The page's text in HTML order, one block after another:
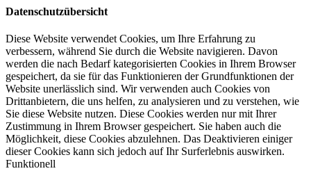
Datenschutzübersicht
Diese Website verwendet Cookies, um Ihre Erfahrung zu
verbessern, während Sie durch die Website navigieren. Davon
werden die nach Bedarf kategorisierten Cookies in Ihrem Browser
gespeichert, da sie für das Funktionieren der Grundfunktionen der
Website unerlässlich sind. Wir verwenden auch Cookies von
Drittanbietern, die uns helfen, zu analysieren und zu verstehen, wie
Sie diese Website nutzen. Diese Cookies werden nur mit Ihrer
Zustimmung in Ihrem Browser gespeichert. Sie haben auch die
Möglichkeit, diese Cookies abzulehnen. Das Deaktivieren einiger
dieser Cookies kann sich jedoch auf Ihr Surferlebnis auswirken.
Funktionell